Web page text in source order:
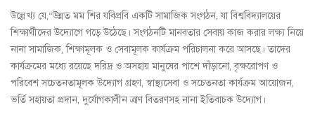
উল্লেখ্য যে,“উন্নত মম শির যবিপ্রবি একটি সামাজিক সংগঠন, যা বিশ্ববিদ্যালয়ের
শিক্ষার্থীদের উদ্যোগে গড়ে উঠেছে। সংগঠনটি মানবতার সেবায় কাজ করার লক্ষ্য নিয়ে
নানা সামাজিক, শিক্ষামূলক ও সেবামূলক কার্যক্রম পরিচালনা করে আসছে। তাদের
কার্যক্রমের মধ্যে রয়েছে দরিদ্র ও অসহায় মানুষের পাশে দাঁড়ানো, বৃক্ষরোপণ ও
পরিবেশ সচেতনতামূলক উদ্যোগ গ্রহণ, স্বাস্থ্যসেবা ও সচেতনতা কার্যক্রম আয়োজন,
ভর্তি সহায়তা প্রদান, দুর্যোগকালীন ত্রাণ বিতরণসহ নানা ইতিবাচক উদ্যোগ।